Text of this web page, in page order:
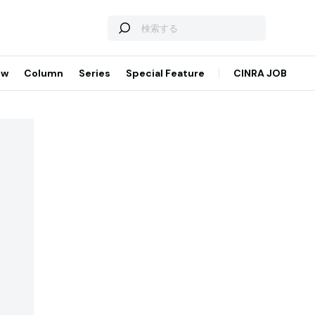
Column Series Special Feature CINRA JOB